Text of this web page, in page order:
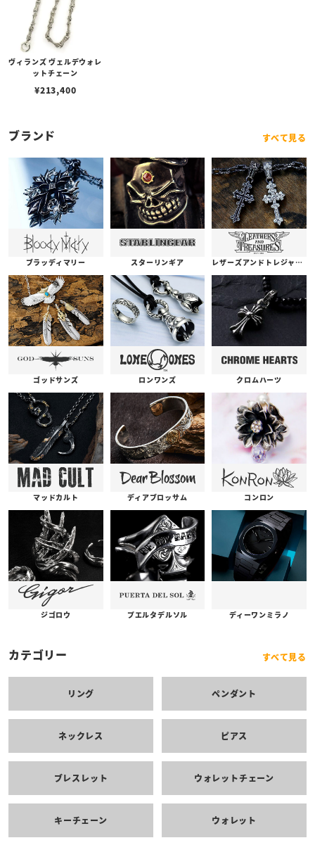
ヴィランズ ヴェルデウォレ
ットチェーン
¥213,400
ブランド すべて見る
ブラッディマリー スターリンギア レザーズアンドトレジャーズ
ゴッドサンズ ロンワンズ クロムハーツ
マッドカルト ディアブロッサム コンロン
ジゴロウ プエルタデルソル ディーワンミラノ
カテゴリー すべて見る
リング ペンダント
ネックレス ピアス
ブレスレット ウォレットチェーン
キーチェーン ウォレット